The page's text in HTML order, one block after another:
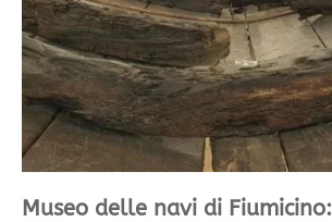
Museo delle navi di Fiumicino: